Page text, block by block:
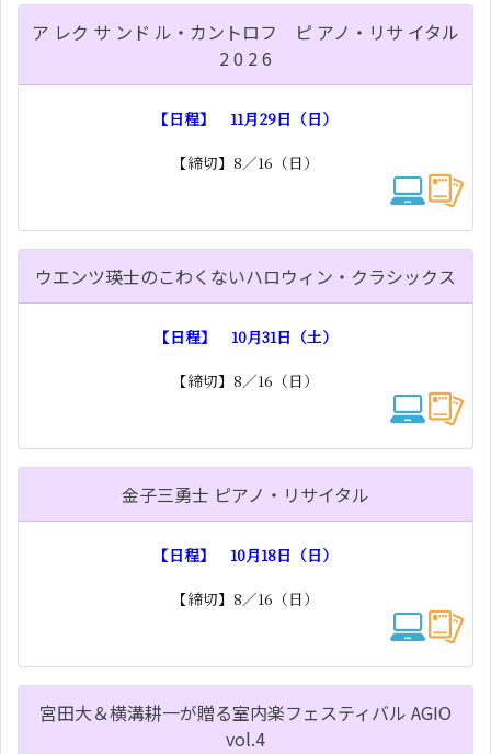
ア レク サ ンド ル・カントロフ ピ アノ・リサ イタル
2 0 2 6
【日程】 11月29日（日）
【締切】8／16（日）
ウエンツ瑛士のこわくないハロウィン・クラシックス
【日程】 10月31日（土）
【締切】8／16（日）
金子三勇士 ピアノ・リサイタル
【日程】 10月18日（日）
【締切】8／16（日）
宮田大＆横溝耕一が贈る室内楽フェスティバル AGIO
vol.4